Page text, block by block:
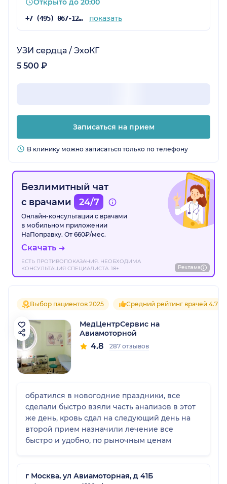
уменьшения тревожности, плюс - препараты
для закрытия времени до полного действия.
не осуждая и не обесценивая. Мне
стала себя чувствовать лучше и смогла
Открыто до 20:00
+7 (495) 067-12-96 показать
УЗИ сердца / ЭхоКГ
5 500 ₽
Записаться на прием
В клинику можно записаться только по телефону
Безлимитный чат
с врачами
24/7
Онлайн-консультации с врачами
в мобильном приложении
НаПоправку. От 660₽/мес.
Скачать
ЕСТЬ ПРОТИВОПОКАЗАНИЯ. НЕОБХОДИМА
КОНСУЛЬТАЦИЯ СПЕЦИАЛИСТА. 18+
Реклама
Выбор пациентов 2025 Средний рейтинг врачей 4.7
МедЦентрСервис на
Авиамоторной
4.8 287 отзывов
обратился в новогодние праздники, все
сделали быстро взяли часть анализов в этот
же день, кровь сдал на следующий день на
второй прием назначили лечение все
быстро и удобно, по рыночным ценам
г Москва, ул Авиамоторная, д 41Б